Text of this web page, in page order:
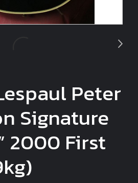
Peter
Signature
2000 First